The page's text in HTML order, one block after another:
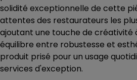
solidité exceptionnelle de cette
attentes des restaurateurs les
ajoutant une touche de créativité
équilibre entre robustesse et
produit prisé pour un usage
services d'exception.